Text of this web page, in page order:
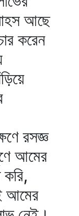
আছে
করেন
রসজ্ঞ
আমের
আমের